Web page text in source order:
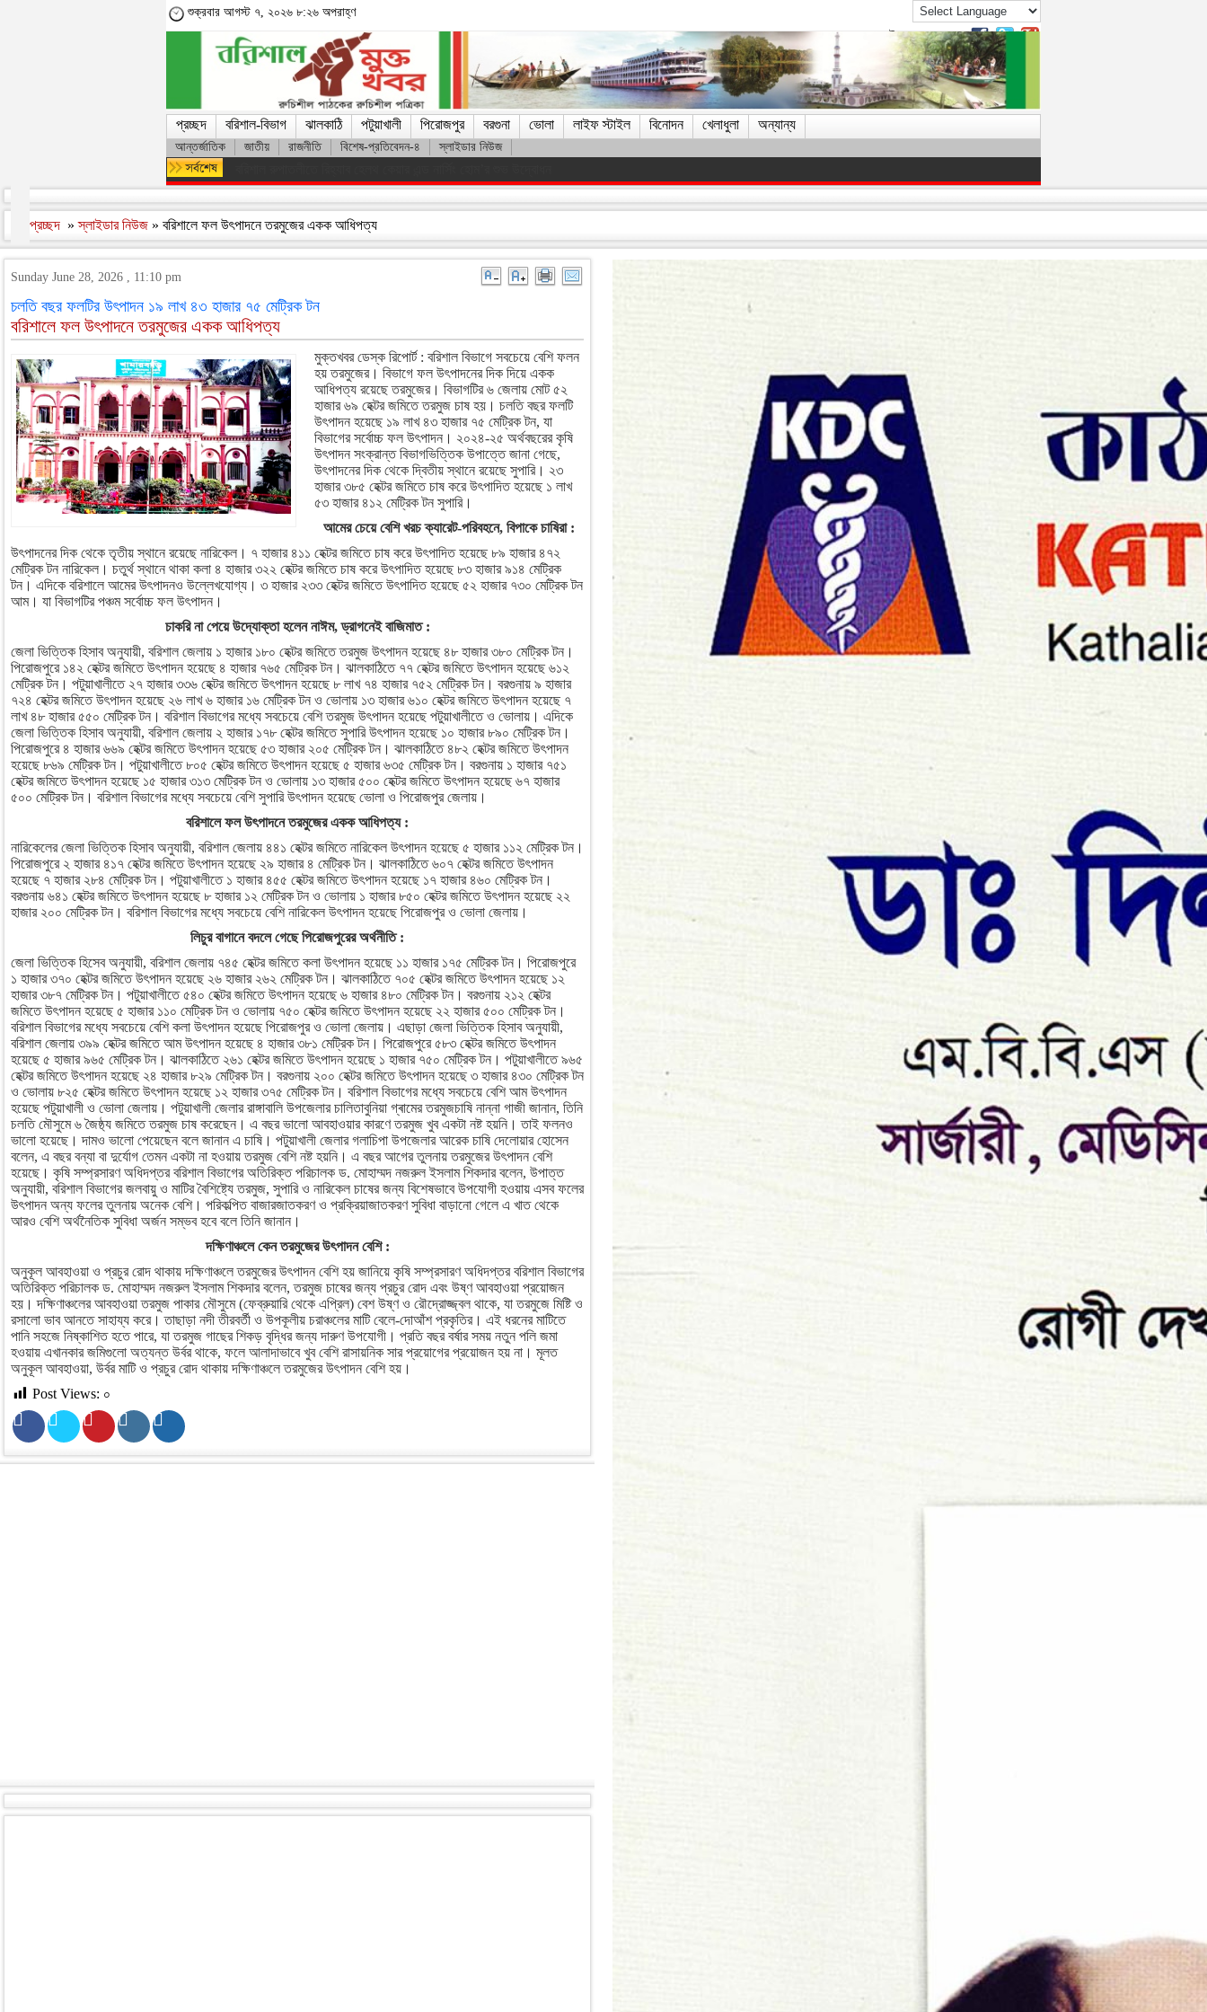
শুক্রবার আগস্ট ৭, ২০২৬ ৮:২৬ অপরাহ্ণ
প্রচ্ছদ বরিশাল-বিভাগ ঝালকাঠি পটুয়াখালী পিরোজপুর বরগুনা ভোলা লাইফ স্টাইল বিনোদন খেলাধুলা অন্যান্য
আন্তর্জাতিক জাতীয় রাজনীতি বিশেষ-প্রতিবেদন-৪ স্লাইডার নিউজ
প্রচ্ছদ »স্লাইডার নিউজ » বরিশালে ফল উৎপাদনে তরমুজের একক আধিপত্য
Sunday June 28, 2026 , 11:10 pm
চলতি বছর ফলটির উৎপাদন ১৯ লাখ ৪৩ হাজার ৭৫ মেট্রিক টন
বরিশালে ফল উৎপাদনে তরমুজের একক আধিপত্য
মুক্তখবর ডেস্ক রিপোর্ট : বরিশাল বিভাগে সবচেয়ে বেশি ফলন
হয় তরমুজের। বিভাগে ফল উৎপাদনের দিক দিয়ে একক
আধিপত্য রয়েছে তরমুজের। বিভাগটির ৬ জেলায় মোট ৫২
হাজার ৬৯ হেক্টর জমিতে তরমুজ চাষ হয়। চলতি বছর ফলটি
উৎপাদন হয়েছে ১৯ লাখ ৪৩ হাজার ৭৫ মেট্রিক টন, যা
বিভাগের সর্বোচ্চ ফল উৎপাদন। ২০২৪-২৫ অর্থবছরের কৃষি
উৎপাদন সংক্রান্ত বিভাগভিত্তিক উপাত্তে জানা গেছে,
উৎপাদনের দিক থেকে দ্বিতীয় স্থানে রয়েছে সুপারি। ২৩
হাজার ৩৮৫ হেক্টর জমিতে চাষ করে উৎপাদিত হয়েছে ১ লাখ
৫৩ হাজার ৪১২ মেট্রিক টন সুপারি।
আমের চেয়ে বেশি খরচ ক্যারেট-পরিবহনে, বিপাকে চাষিরা :
উৎপাদনের দিক থেকে তৃতীয় স্থানে রয়েছে নারিকেল। ৭ হাজার ৪১১ হেক্টর জমিতে চাষ করে উৎপাদিত হয়েছে ৮৯ হাজার ৪৭২
মেট্রিক টন নারিকেল। চতুর্থ স্থানে থাকা কলা ৪ হাজার ৩২২ হেক্টর জমিতে চাষ করে উৎপাদিত হয়েছে ৮৩ হাজার ৯১৪ মেট্রিক
টন। এদিকে বরিশালে আমের উৎপাদনও উল্লেখযোগ্য। ৩ হাজার ২৩৩ হেক্টর জমিতে উৎপাদিত হয়েছে ৫২ হাজার ৭৩০ মেট্রিক টন
আম। যা বিভাগটির পঞ্চম সর্বোচ্চ ফল উৎপাদন।
চাকরি না পেয়ে উদ্যোক্তা হলেন নাঈম, ড্রাগনেই বাজিমাত :
জেলা ভিত্তিক হিসাব অনুযায়ী, বরিশাল জেলায় ১ হাজার ১৮০ হেক্টর জমিতে তরমুজ উৎপাদন হয়েছে ৪৮ হাজার ৩৮০ মেট্রিক টন।
পিরোজপুরে ১৪২ হেক্টর জমিতে উৎপাদন হয়েছে ৪ হাজার ৭৬৫ মেট্রিক টন। ঝালকাঠিতে ৭৭ হেক্টর জমিতে উৎপাদন হয়েছে ৬১২
মেট্রিক টন। পটুয়াখালীতে ২৭ হাজার ৩৩৬ হেক্টর জমিতে উৎপাদন হয়েছে ৮ লাখ ৭৪ হাজার ৭৫২ মেট্রিক টন। বরগুনায় ৯ হাজার
৭২৪ হেক্টর জমিতে উৎপাদন হয়েছে ২৬ লাখ ৬ হাজার ১৬ মেট্রিক টন ও ভোলায় ১৩ হাজার ৬১০ হেক্টর জমিতে উৎপাদন হয়েছে ৭
লাখ ৪৮ হাজার ৫৫০ মেট্রিক টন। বরিশাল বিভাগের মধ্যে সবচেয়ে বেশি তরমুজ উৎপাদন হয়েছে পটুয়াখালীতে ও ভোলায়। এদিকে
জেলা ভিত্তিক হিসাব অনুযায়ী, বরিশাল জেলায় ২ হাজার ১৭৮ হেক্টর জমিতে সুপারি উৎপাদন হয়েছে ১০ হাজার ৮৯০ মেট্রিক টন।
পিরোজপুরে ৪ হাজার ৬৬৯ হেক্টর জমিতে উৎপাদন হয়েছে ৫৩ হাজার ২০৫ মেট্রিক টন। ঝালকাঠিতে ৪৮২ হেক্টর জমিতে উৎপাদন
হয়েছে ৮৬৯ মেট্রিক টন। পটুয়াখালীতে ৮০৫ হেক্টর জমিতে উৎপাদন হয়েছে ৫ হাজার ৬৩৫ মেট্রিক টন। বরগুনায় ১ হাজার ৭৫১
হেক্টর জমিতে উৎপাদন হয়েছে ১৫ হাজার ৩১৩ মেট্রিক টন ও ভোলায় ১৩ হাজার ৫০০ হেক্টর জমিতে উৎপাদন হয়েছে ৬৭ হাজার
৫০০ মেট্রিক টন। বরিশাল বিভাগের মধ্যে সবচেয়ে বেশি সুপারি উৎপাদন হয়েছে ভোলা ও পিরোজপুর জেলায়।
বরিশালে ফল উৎপাদনে তরমুজের একক আধিপত্য :
নারিকেলের জেলা ভিত্তিক হিসাব অনুযায়ী, বরিশাল জেলায় ৪৪১ হেক্টর জমিতে নারিকেল উৎপাদন হয়েছে ৫ হাজার ১১২ মেট্রিক টন।
পিরোজপুরে ২ হাজার ৪১৭ হেক্টর জমিতে উৎপাদন হয়েছে ২৯ হাজার ৪ মেট্রিক টন। ঝালকাঠিতে ৬০৭ হেক্টর জমিতে উৎপাদন
হয়েছে ৭ হাজার ২৮৪ মেট্রিক টন। পটুয়াখালীতে ১ হাজার ৪৫৫ হেক্টর জমিতে উৎপাদন হয়েছে ১৭ হাজার ৪৬০ মেট্রিক টন।
বরগুনায় ৬৪১ হেক্টর জমিতে উৎপাদন হয়েছে ৮ হাজার ১২ মেট্রিক টন ও ভোলায় ১ হাজার ৮৫০ হেক্টর জমিতে উৎপাদন হয়েছে ২২
হাজার ২০০ মেট্রিক টন। বরিশাল বিভাগের মধ্যে সবচেয়ে বেশি নারিকেল উৎপাদন হয়েছে পিরোজপুর ও ভোলা জেলায়।
লিচুর বাগানে বদলে গেছে পিরোজপুরের অর্থনীতি :
জেলা ভিত্তিক হিসেব অনুযায়ী, বরিশাল জেলায় ৭৪৫ হেক্টর জমিতে কলা উৎপাদন হয়েছে ১১ হাজার ১৭৫ মেট্রিক টন। পিরোজপুরে
১ হাজার ৩৭০ হেক্টর জমিতে উৎপাদন হয়েছে ২৬ হাজার ২৬২ মেট্রিক টন। ঝালকাঠিতে ৭০৫ হেক্টর জমিতে উৎপাদন হয়েছে ১২
হাজার ৩৮৭ মেট্রিক টন। পটুয়াখালীতে ৫৪০ হেক্টর জমিতে উৎপাদন হয়েছে ৬ হাজার ৪৮০ মেট্রিক টন। বরগুনায় ২১২ হেক্টর
জমিতে উৎপাদন হয়েছে ৫ হাজার ১১০ মেট্রিক টন ও ভোলায় ৭৫০ হেক্টর জমিতে উৎপাদন হয়েছে ২২ হাজার ৫০০ মেট্রিক টন।
বরিশাল বিভাগের মধ্যে সবচেয়ে বেশি কলা উৎপাদন হয়েছে পিরোজপুর ও ভোলা জেলায়। এছাড়া জেলা ভিত্তিক হিসাব অনুযায়ী,
বরিশাল জেলায় ৩৯৯ হেক্টর জমিতে আম উৎপাদন হয়েছে ৪ হাজার ৩৮১ মেট্রিক টন। পিরোজপুরে ৫৮৩ হেক্টর জমিতে উৎপাদন
হয়েছে ৫ হাজার ৯৬৫ মেট্রিক টন। ঝালকাঠিতে ২৬১ হেক্টর জমিতে উৎপাদন হয়েছে ১ হাজার ৭৫০ মেট্রিক টন। পটুয়াখালীতে ৯৬৫
হেক্টর জমিতে উৎপাদন হয়েছে ২৪ হাজার ৮২৯ মেট্রিক টন। বরগুনায় ২০০ হেক্টর জমিতে উৎপাদন হয়েছে ৩ হাজার ৪৩০ মেট্রিক টন
ও ভোলায় ৮২৫ হেক্টর জমিতে উৎপাদন হয়েছে ১২ হাজার ৩৭৫ মেট্রিক টন। বরিশাল বিভাগের মধ্যে সবচেয়ে বেশি আম উৎপাদন
হয়েছে পটুয়াখালী ও ভোলা জেলায়। পটুয়াখালী জেলার রাঙ্গাবালি উপজেলার চালিতাবুনিয়া গ্ৰামের তরমুজচাষি নান্না গাজী জানান, তিনি
চলতি মৌসুমে ৬ জৈষ্ঠ্য জমিতে তরমুজ চাষ করেছেন। এ বছর ভালো আবহাওয়ার কারণে তরমুজ খুব একটা নষ্ট হয়নি। তাই ফলনও
ভালো হয়েছে। দামও ভালো পেয়েছেন বলে জানান এ চাষি। পটুয়াখালী জেলার গলাচিপা উপজেলার আরেক চাষি দেলোয়ার হোসেন
বলেন, এ বছর বন্যা বা দুর্যোগ তেমন একটা না হওয়ায় তরমুজ বেশি নষ্ট হয়নি। এ বছর আগের তুলনায় তরমুজের উৎপাদন বেশি
হয়েছে। কৃষি সম্প্রসারণ অধিদপ্তর বরিশাল বিভাগের অতিরিক্ত পরিচালক ড. মোহাম্মদ নজরুল ইসলাম শিকদার বলেন, উপাত্ত
অনুযায়ী, বরিশাল বিভাগের জলবায়ু ও মাটির বৈশিষ্ট্যে তরমুজ, সুপারি ও নারিকেল চাষের জন্য বিশেষভাবে উপযোগী হওয়ায় এসব ফলের
উৎপাদন অন্য ফলের তুলনায় অনেক বেশি। পরিকল্পিত বাজারজাতকরণ ও প্রক্রিয়াজাতকরণ সুবিধা বাড়ানো গেলে এ খাত থেকে
আরও বেশি অর্থনৈতিক সুবিধা অর্জন সম্ভব হবে বলে তিনি জানান।
দক্ষিণাঞ্চলে কেন তরমুজের উৎপাদন বেশি :
অনুকূল আবহাওয়া ও প্রচুর রোদ থাকায় দক্ষিণাঞ্চলে তরমুজের উৎপাদন বেশি হয় জানিয়ে কৃষি সম্প্রসারণ অধিদপ্তর বরিশাল বিভাগের
অতিরিক্ত পরিচালক ড. মোহাম্মদ নজরুল ইসলাম শিকদার বলেন, তরমুজ চাষের জন্য প্রচুর রোদ এবং উষ্ণ আবহাওয়া প্রয়োজন
হয়। দক্ষিণাঞ্চলের আবহাওয়া তরমুজ পাকার মৌসুমে (ফেব্রুয়ারি থেকে এপ্রিল) বেশ উষ্ণ ও রৌদ্রোজ্জ্বল থাকে, যা তরমুজে মিষ্টি ও
রসালো ভাব আনতে সাহায্য করে। তাছাড়া নদী তীরবর্তী ও উপকূলীয় চরাঞ্চলের মাটি বেলে-দোআঁশ প্রকৃতির। এই ধরনের মাটিতে
পানি সহজে নিষ্কাশিত হতে পারে, যা তরমুজ গাছের শিকড় বৃদ্ধির জন্য দারুণ উপযোগী। প্রতি বছর বর্ষার সময় নতুন পলি জমা
হওয়ায় এখানকার জমিগুলো অত্যন্ত উর্বর থাকে, ফলে আলাদাভাবে খুব বেশি রাসায়নিক সার প্রয়োগের প্রয়োজন হয় না। মূলত
অনুকূল আবহাওয়া, উর্বর মাটি ও প্রচুর রোদ থাকায় দক্ষিণাঞ্চলে তরমুজের উৎপাদন বেশি হয়।
Post Views: ০